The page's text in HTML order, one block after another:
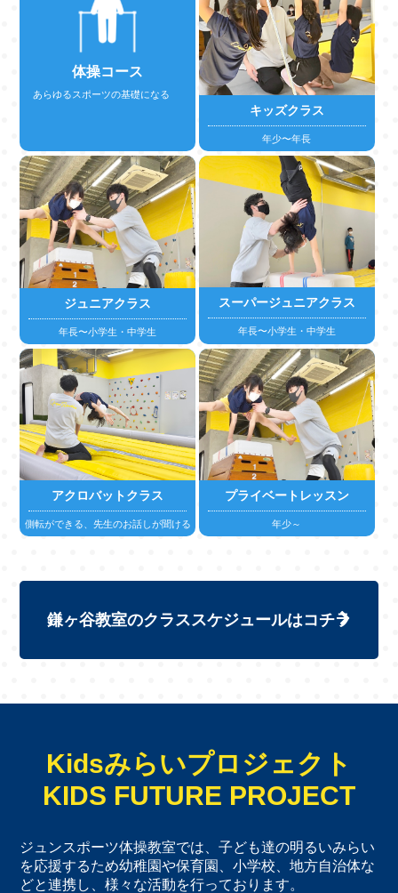
体操コース
あらゆるスポーツの基礎になる
詳しくはこちら
キッズクラス
年少〜年長
詳しくはこちら
ジュニアクラス
年長〜小学生・中学生
詳しくはこちら
スーパージュニアクラス
年長〜小学生・中学生
アクロバットクラス
側転ができる、先生のお話しが聞ける
プライベートレッスン
年少～
鎌ヶ谷教室のクラススケジュールはコチラ
Kidsみらいプロジェクト
KIDS FUTURE PROJECT
ジュンスポーツ体操教室では、子ども達の明るいみらい
を応援するため幼稚園や保育園、小学校、地方自治体な
どと連携し、様々な活動を行っております。